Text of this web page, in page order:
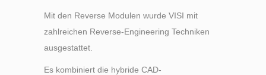
Mit den Reverse Modulen wurde VISI mit
zahlreichen Reverse-Engineering Techniken
ausgestattet.
Es kombiniert die hybride CAD-